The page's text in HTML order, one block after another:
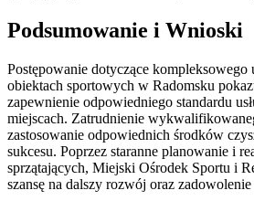
Podsumowanie i Wnioski
Postępowanie dotyczące
obiektach sportowych w Radomsku
zapewnienie odpowiedniego standardu
miejscach. Zatrudnienie
zastosowanie odpowiednich środków
sukcesu. Poprzez staranne planowanie i
sprzątających, Miejski Ośrodek Sportu i
szansę na dalszy rozwój oraz